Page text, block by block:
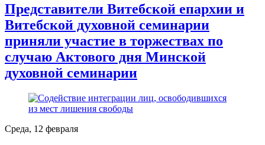
Представители Витебской епархии и
Витебской духовной семинарии
приняли участие в торжествах по
случаю Актового дня Минской
духовной семинарии
Среда, 12 февраля